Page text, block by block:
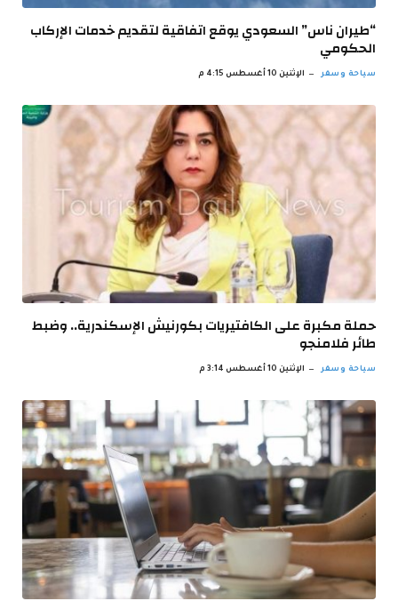
“طيران ناس” السعودي يوقع اتفاقية لتقديم خدمات الإركاب
الحكومي
سياحة وسفر الإثنين 10 أغسطس 4:15 م
حملة مكبرة على الكافتيريات بكورنيش الإسكندرية.. وضبط
طائر فلامنجو
سياحة وسفر الإثنين 10 أغسطس 3:14 م